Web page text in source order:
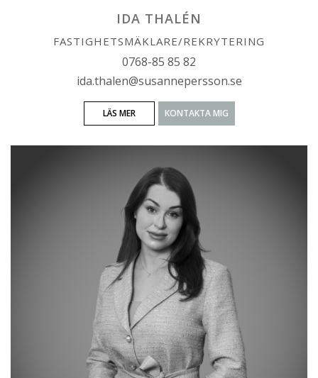
IDA THALÉN
FASTIGHETSMÄKLARE/REKRYTERING
0768-85 85 82
ida.thalen@susannepersson.se
LÄS MER KONTAKTA MIG